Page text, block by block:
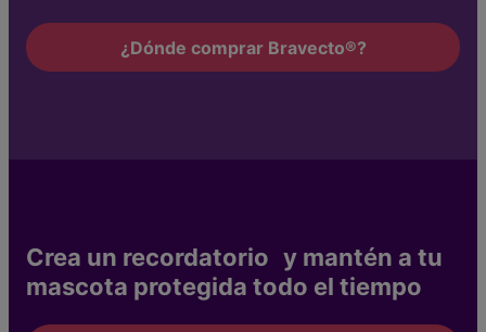
¿Dónde comprar Bravecto®?
Crea un recordatorio y mantén a tu
mascota protegida todo el tiempo